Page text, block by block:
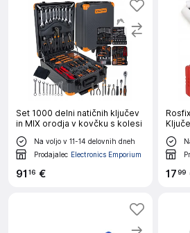
Set 1000 delni natičnih ključev
in MIX orodja v kovčku s kolesi
Na voljo v 11-14 delovnih dneh
Prodajalec Electronics Emporium
91 16 €
CrV,
V
1799